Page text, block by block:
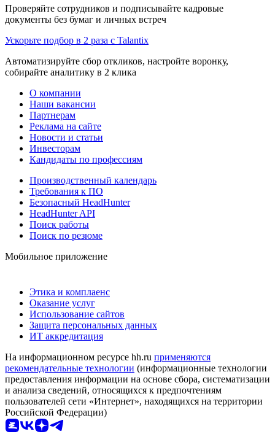
Проверяйте сотрудников и подписывайте кадровые
документы без бумаг и личных встреч
Ускорьте подбор в 2 раза с Talantix
Автоматизируйте сбор откликов, настройте воронку,
собирайте аналитику в 2 клика
О компании
Наши вакансии
Партнерам
Реклама на сайте
Новости и статьи
Инвесторам
Кандидаты по профессиям
Производственный календарь
Требования к ПО
Безопасный HeadHunter
HeadHunter API
Поиск работы
Поиск по резюме
Мобильное приложение
Этика и комплаенс
Оказание услуг
Использование сайтов
Защита персональных данных
ИТ аккредитация
На информационном ресурсе hh.ru применяются
рекомендательные технологии (информационные технологии
предоставления информации на основе сбора, систематизации
и анализа сведений, относящихся к предпочтениям
пользователей сети «Интернет», находящихся на территории
Российской Федерации)